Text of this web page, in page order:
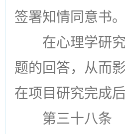
签署知情同意书。
在心理学研
题的回答，从而
在项目研究完成
第三十八条